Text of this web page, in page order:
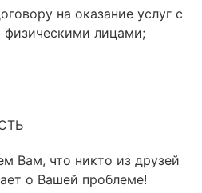
на оказание услуг с
лицами;
Вам, что никто из друзей
о Вашей проблеме!